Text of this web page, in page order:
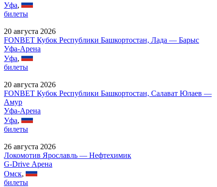
Уфа,
билеты
20 августа 2026
FONBET Кубок Республики Башкортостан, Лада — Барыс
Уфа-Арена
Уфа,
билеты
20 августа 2026
FONBET Кубок Республики Башкортостан, Салават Юлаев —
Амур
Уфа-Арена
Уфа,
билеты
26 августа 2026
Локомотив Ярославль — Нефтехимик
G-Drive Арена
Омск,
билеты